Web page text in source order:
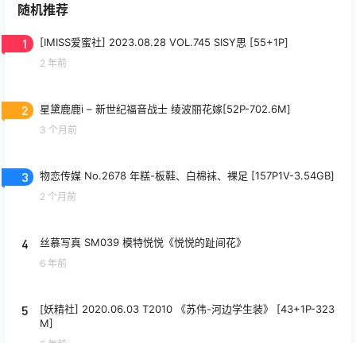
随机推荐
1 [IMISS爱蜜社] 2023.08.28 VOL.745 SISY思 [55+1P]
2 年前
2 星黛鹿鹿i – 新世纪福音战士 绫波丽花嫁[52P-702.6M]
3 个月前
3 物恋传媒 No.2678 年糕-板鞋、白棉袜、裸足 [157P1V-3.54GB]
2 个月前
4 丝慕写真 SM039 模特悦悦《悦悦的趾间花》
6 年前
5
[妖精社] 2020.06.03 T2010 《苏伟-河边学生装》 [43+1P-323
M]